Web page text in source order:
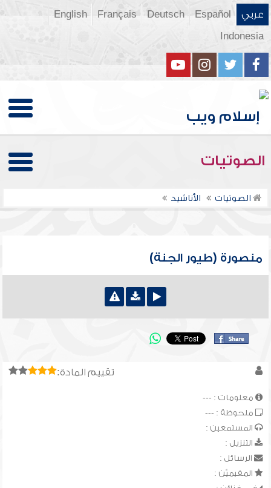
عربي Español
Deutsch
Français
English
Indonesia
الصوتيات
الصوتيات الأناشيد
منصورة (طيور الجنة)
تقييم المادة:
معلومات : ---
ملحوظة : ---
المستمعين :
التنزيل :
الرسائل :
المقيميّن :